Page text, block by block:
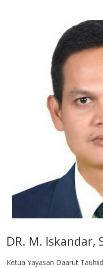
DR. M. Iskandar,
Ketua Yayasan Daarut Tauhiid